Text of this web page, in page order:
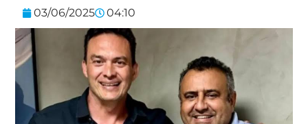
03/06/2025 04:10